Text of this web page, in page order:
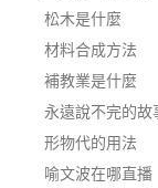
松木是什麼
材料合成方法
補教業是什麼
永遠說不完的故
形物代的用法
喻文波在哪直播